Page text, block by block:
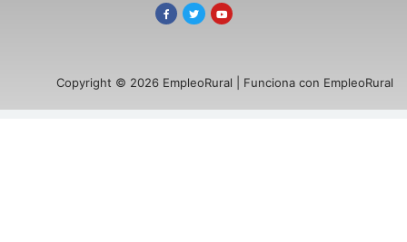
Copyright © 2026 EmpleoRural | Funciona con EmpleoRural